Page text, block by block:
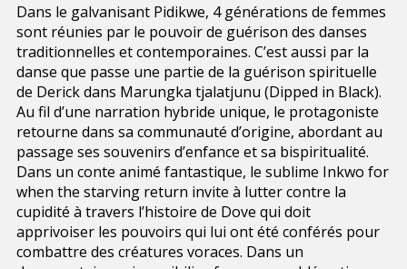
Dans le galvanisant Pidikwe, 4 générations de femmes
sont réunies par le pouvoir de guérison des danses
traditionnelles et contemporaines. C’est aussi par la
danse que passe une partie de la guérison spirituelle
de Derick dans Marungka tjalatjunu (Dipped in Black).
Au fil d’une narration hybride unique, le protagoniste
retourne dans sa communauté d’origine, abordant au
passage ses souvenirs d’enfance et sa bispiritualité.
Dans un conte animé fantastique, le sublime Inkwo for
when the starving return invite à lutter contre la
cupidité à travers l’histoire de Dove qui doit
apprivoiser les pouvoirs qui lui ont été conférés pour
combattre des créatures voraces. Dans un